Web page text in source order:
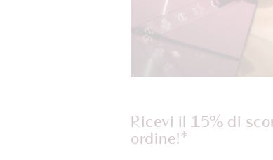
Ricevi il 15% di
ordine!*